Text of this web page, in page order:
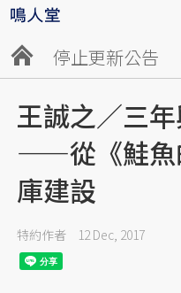
停止更新公告
王誠之／三
——從《鮭魚
庫建設
特約作者 12 Dec, 2017